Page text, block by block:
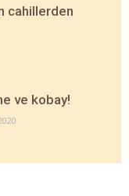
cahillerden
ve kobay!